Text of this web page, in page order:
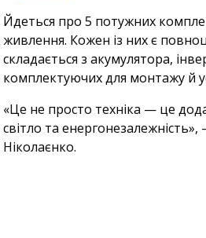
Йдеться про 5 потужних
живлення. Кожен із них є
складається з акумулятора,
комплектуючих для монтажу й
«Це не просто техніка — це
світло та
Ніколаєнко.